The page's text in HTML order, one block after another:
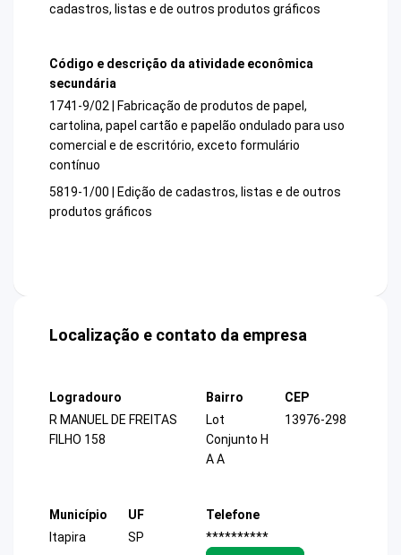
cadastros, listas e de outros produtos gráficos
Código e descrição da atividade econômica
secundária
1741-9/02 | Fabricação de produtos de papel,
cartolina, papel cartão e papelão ondulado para uso
comercial e de escritório, exceto formulário
contínuo
5819-1/00 | Edição de cadastros, listas e de outros
produtos gráficos
Localização e contato da empresa
Logradouro
R MANUEL DE FREITAS
FILHO 158
Bairro
Lot
Conjunto H
A A
CEP
13976-298
Município
Itapira
UF
SP
Telefone
**********